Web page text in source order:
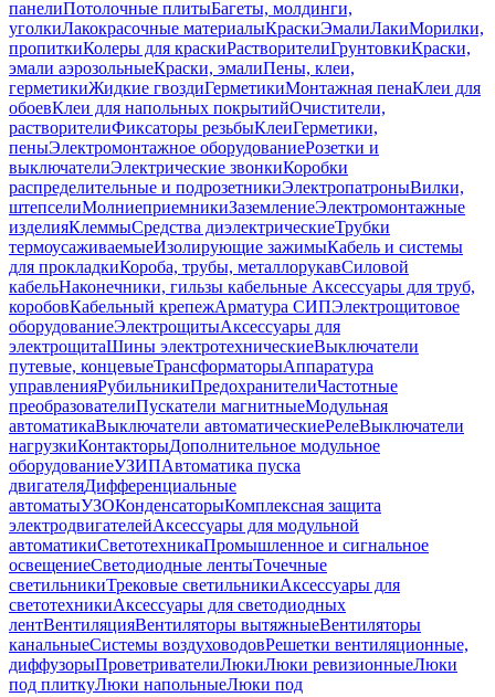
панелиПотолочные плитыБагеты, молдинги,
уголкиЛакокрасочные материалыКраскиЭмалиЛакиМорилки,
пропиткиКолеры для краскиРастворителиГрунтовкиКраски,
эмали аэрозольныеКраски, эмалиПены, клеи,
герметикиЖидкие гвоздиГерметикиМонтажная пенаКлеи для
обоевКлеи для напольных покрытийОчистители,
растворителиФиксаторы резьбыКлеиГерметики,
пеныЭлектромонтажное оборудованиеРозетки и
выключателиЭлектрические звонкиКоробки
распределительные и подрозетникиЭлектропатроныВилки,
штепселиМолниеприемникиЗаземлениеЭлектромонтажные
изделияКлеммыСредства диэлектрическиеТрубки
термоусаживаемыеИзолирующие зажимыКабель и системы
для прокладкиКороба, трубы, металлорукавСиловой
кабельНаконечники, гильзы кабельные Аксессуары для труб,
коробовКабельный крепежАрматура СИПЭлектрощитовое
оборудованиеЭлектрощитыАксессуары для
электрощитаШины электротехническиеВыключатели
путевые, концевыеТрансформаторыАппаратура
управленияРубильникиПредохранителиЧастотные
преобразователиПускатели магнитныеМодульная
автоматикаВыключатели автоматическиеРелеВыключатели
нагрузкиКонтакторыДополнительное модульное
оборудованиеУЗИПАвтоматика пуска
двигателяДифференциальные
автоматыУЗОКонденсаторыКомплексная защита
электродвигателейАксессуары для модульной
автоматикиСветотехникаПромышленное и сигнальное
освещениеСветодиодные лентыТочечные
светильникиТрековые светильникиАксессуары для
светотехникиАксессуары для светодиодных
лентВентиляцияВентиляторы вытяжныеВентиляторы
канальныеСистемы воздуховодовРешетки вентиляционные,
диффузорыПроветривателиЛюкиЛюки ревизионныеЛюки
под плиткуЛюки напольныеЛюки под